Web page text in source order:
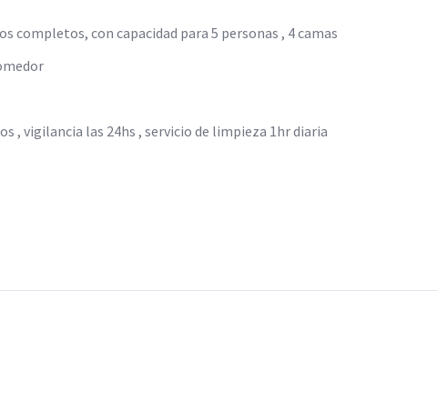
completos, con capacidad para 5 personas , 4 camas
, vigilancia las 24hs , servicio de limpieza 1hr diaria